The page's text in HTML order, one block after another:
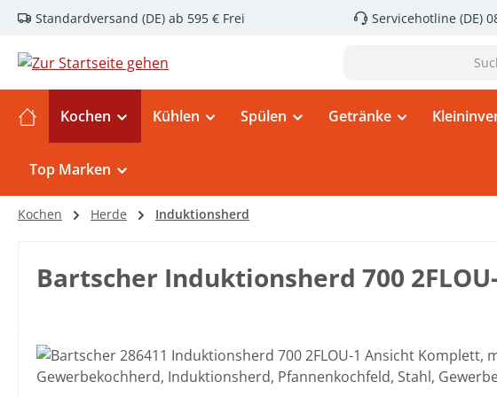
Hauptinhalt springen
Zur Suche springen
Zur Hauptnavigation springen
Standardversand (DE) ab 595 € Frei Servicehotline (DE)
Kochen Kühlen Spülen Getränke
Top Marken
Kochen Herde Induktionsherd
Bartscher Induktionsherd 700
Bildergalerie überspringen